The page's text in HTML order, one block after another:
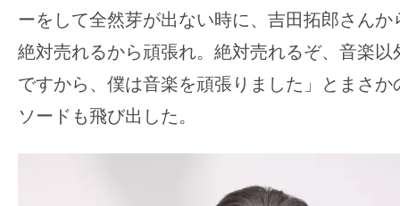
ーをして全然芽が出ない時に、吉田拓郎さん
絶対売れるから頑張れ。絶対売れるぞ、音楽
ですから、僕は音楽を頑張りました」とまさ
ソードも飛び出した。